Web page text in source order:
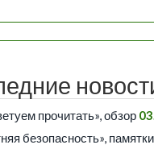
прочитать», обзор
безопасность», памятки